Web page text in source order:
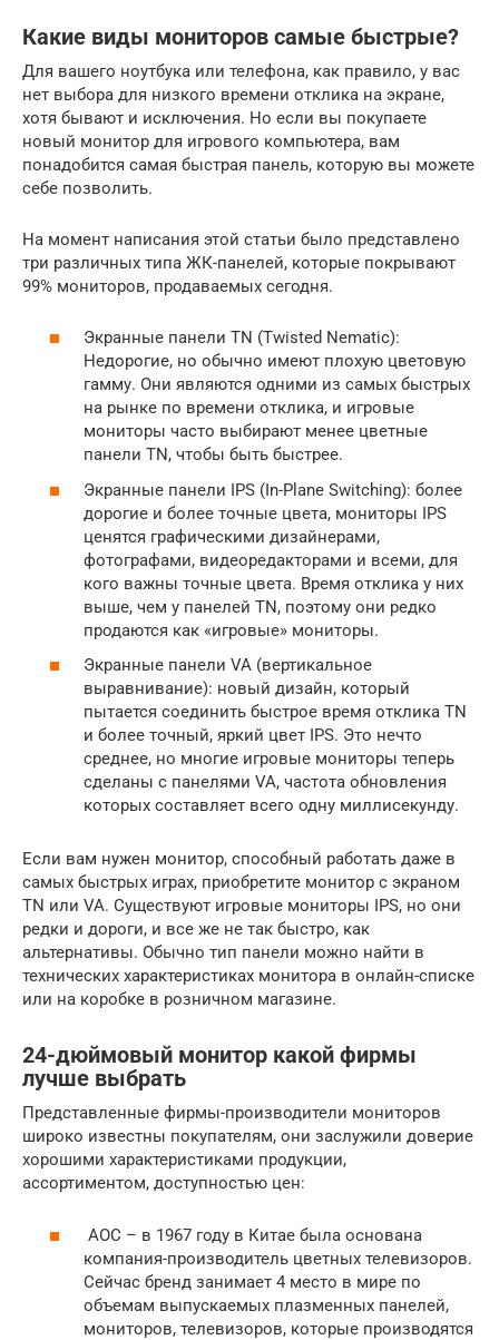
Какие виды мониторов самые быстрые?
Для вашего ноутбука или телефона, как правило, у вас
нет выбора для низкого времени отклика на экране,
хотя бывают и исключения. Но если вы покупаете
новый монитор для игрового компьютера, вам
понадобится самая быстрая панель, которую вы можете
себе позволить.
На момент написания этой статьи было представлено
три различных типа ЖК-панелей, которые покрывают
99% мониторов, продаваемых сегодня.
Экранные панели TN (Twisted Nematic):
Недорогие, но обычно имеют плохую цветовую
гамму. Они являются одними из самых быстрых
на рынке по времени отклика, и игровые
мониторы часто выбирают менее цветные
панели TN, чтобы быть быстрее.
Экранные панели IPS (In-Plane Switching): более
дорогие и более точные цвета, мониторы IPS
ценятся графическими дизайнерами,
фотографами, видеоредакторами и всеми, для
кого важны точные цвета. Время отклика у них
выше, чем у панелей TN, поэтому они редко
продаются как «игровые» мониторы.
Экранные панели VA (вертикальное
выравнивание): новый дизайн, который
пытается соединить быстрое время отклика TN
и более точный, яркий цвет IPS. Это нечто
среднее, но многие игровые мониторы теперь
сделаны с панелями VA, частота обновления
которых составляет всего одну миллисекунду.
Если вам нужен монитор, способный работать даже в
самых быстрых играх, приобретите монитор с экраном
TN или VA. Существуют игровые мониторы IPS, но они
редки и дороги, и все же не так быстро, как
альтернативы. Обычно тип панели можно найти в
технических характеристиках монитора в онлайн-списке
или на коробке в розничном магазине.
24-дюймовый монитор какой фирмы
лучше выбрать
Представленные фирмы-производители мониторов
широко известны покупателям, они заслужили доверие
хорошими характеристиками продукции,
ассортиментом, доступностью цен:
AOC – в 1967 году в Китае была основана
компания-производитель цветных телевизоров.
Сейчас бренд занимает 4 место в мире по
объемам выпускаемых плазменных панелей,
мониторов, телевизоров, которые производятся